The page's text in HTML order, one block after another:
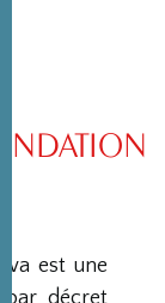
est une